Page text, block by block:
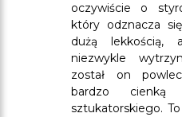
oczywiście o
który odznacza
dużą
niezwykle
został on
bardzo cienką
sztukatorskiego.